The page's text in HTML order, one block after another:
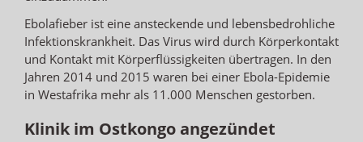
Ebolafieber ist eine ansteckende und lebensbedrohliche
Infektionskrankheit. Das Virus wird durch Körperkontakt
und Kontakt mit Körperflüssigkeiten übertragen. In den
Jahren 2014 und 2015 waren bei einer Ebola-Epidemie
in Westafrika mehr als 11.000 Menschen gestorben.
Klinik im Ostkongo angezündet